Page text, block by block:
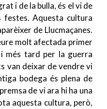
i de la bulla, és el vi de
Aquesta cultura
de Llucmaçanes.
molt afectada primer
més tard per la guerra
van deixar de vendre vi
bodega és plena de
de vi ara hi ha una
aquesta cultura, però,